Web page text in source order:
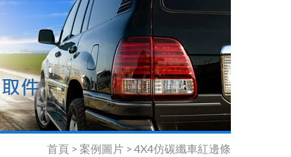
首頁 > 案例圖片 > 4X4仿碳纖車紅邊條